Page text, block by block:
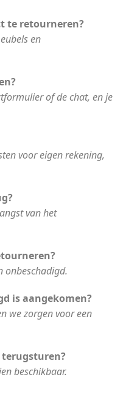
te retourneren?
en
of de chat, en je
voor eigen rekening,
van het
onbeschadigd.
is aangekomen?
we zorgen voor een
beschikbaar.